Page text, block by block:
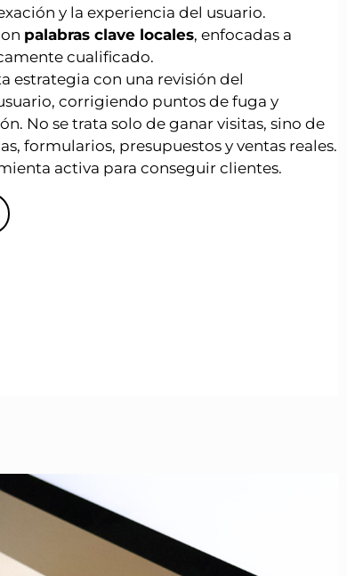
y la experiencia del usuario.
palabras clave locales, enfocadas a
cualificado.
estrategia con una revisión del
corrigiendo puntos de fuga y
No se trata solo de ganar visitas, sino de
formularios, presupuestos y ventas reales.
activa para conseguir clientes.